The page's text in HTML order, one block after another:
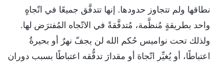
نطاقها ولم تتجاوز حدودها. إنها تتدفَّق جميعًا في اتّجاهٍ
واحد بطريقةٍ مُنظَّمة، مُتدفَّقةً في الاتّجاه المُفترَض لها.
ولذلك تحت نواميس حُكم الله لن يجفّ نهرٌ أو بحيرةٌ
اعتباطًا، أو يُغيِّر اتّجاهَ أو مقدارَ تدفُّقه اعتباطًا بسبب دوران